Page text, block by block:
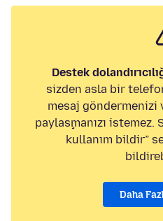
Destek
sizden asla bir telefon
mesaj
paylaşmanızı istemez.
kullanım bildir”
Daha